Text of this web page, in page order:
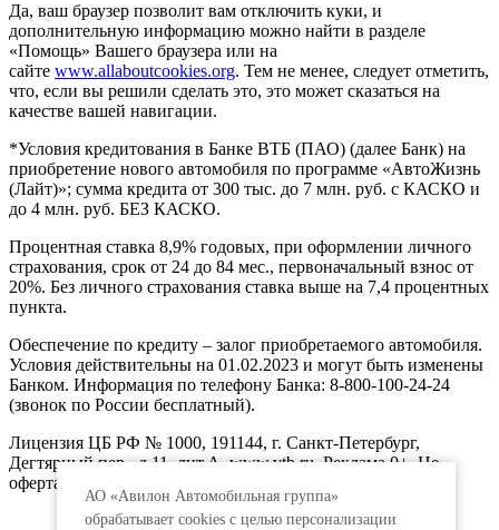
АО «Авилон Автомобильная группа»
обрабатывает cookies с целью персонализации
Да, ваш браузер позволит вам отключить куки, и
дополнительную информацию можно найти в разделе
«Помощь» Вашего браузера или на
сайте www.allaboutcookies.org. Тем не менее, следует отметить,
что, если вы решили сделать это, это может сказаться на
качестве вашей навигации.
*Условия кредитования в Банке ВТБ (ПАО) (далее Банк) на
приобретение нового автомобиля по программе «АвтоЖизнь
(Лайт)»; сумма кредита от 300 тыс. до 7 млн. руб. с КАСКО и
до 4 млн. руб. БЕЗ КАСКО.
Процентная ставка 8,9% годовых, при оформлении личного
страхования, срок от 24 до 84 мес., первоначальный взнос от
20%. Без личного страхования ставка выше на 7,4 процентных
пункта.
Обеспечение по кредиту – залог приобретаемого автомобиля.
Условия действительны на 01.02.2023 и могут быть изменены
Банком. Информация по телефону Банка: 8-800-100-24-24
(звонок по России бесплатный).
Лицензия ЦБ РФ № 1000, 191144, г. Санкт-Петербург,
Дегтярный пер., д.11, лит.А. www.vtb.ru. Реклама 0+. Не
оферта.